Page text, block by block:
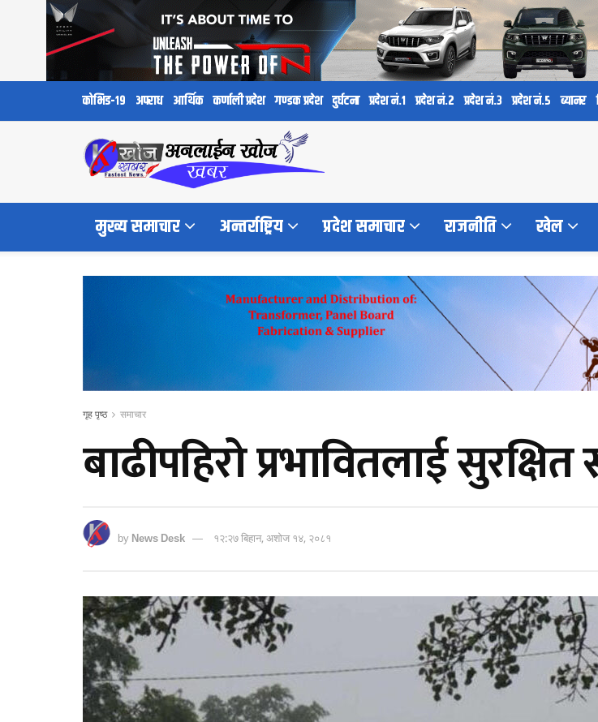
कोभिड-१९ अपराध आर्थिक कर्णाली प्रदेश गण्डक प्रदेश दुर्घटना प्रदेश नं.१ प्रदेश नं.२ प्रदेश नं.३ प्रदेश नं.५ ब्यानर
मुख्य समाचार अन्तर्राष्ट्रिय प्रदेश समाचार राजनीति खेल
गृह पृष्ठ समाचार
बाढीपहिरो प्रभावितलाई सुरक्षित
byNews Desk १२:२७ बिहान, अशोज १४, २०८१